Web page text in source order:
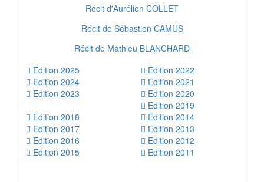
Récit d'Aurélien COLLET
Récit de Sébastien CAMUS
Récit de Mathieu BLANCHARD
Edition 2025
Edition 2024
Edition 2023
Edition 2022
Edition 2021
Edition 2020
Edition 2019
Edition 2018
Edition 2017
Edition 2016
Edition 2015
Edition 2014
Edition 2013
Edition 2012
Edition 2011